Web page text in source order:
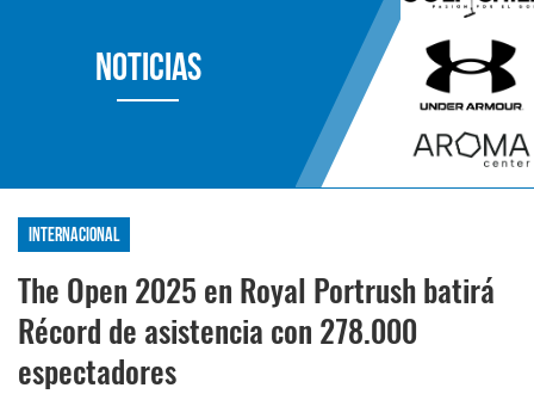
Noticias
Internacional
The Open 2025 en Royal Portrush batirá
Récord de asistencia con 278.000
espectadores